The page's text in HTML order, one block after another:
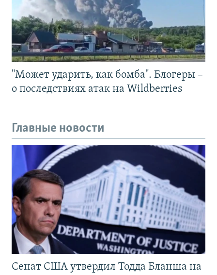
"Может ударить, как бомба". Блогеры –
о последствиях атак на Wildberries
Главные новости
Сенат США утвердил Тодда Бланша на